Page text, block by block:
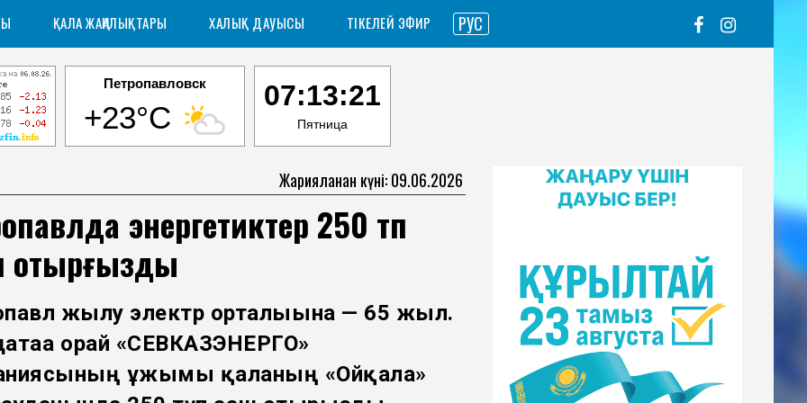
ҚАЛА ЖАҢАЛЫҚТАРЫ ХАЛЫҚ ДАУЫСЫ ТІКЕЛЕЙ ЭФИР РУС
Петропавловск
+23°C
07:13:22
Пятница
Жарияланған күні: 09.06.2026
энергетиктер 250 түп
отырғызды
жылу электр орталығына — 65 жыл.
орай «СЕВКАЗЭНЕРГО»
ұжымы қаланың «Ойқала»